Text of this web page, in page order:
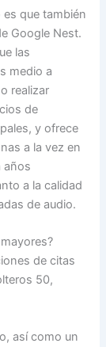
que también
Google Nest.
las
medio a
realizar
de
y ofrece
a la vez en
años
a la calidad
de audio.
de citas
50,
así como un